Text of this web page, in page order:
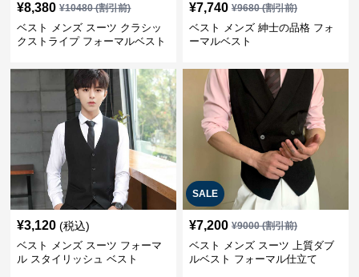
¥8,380 ¥10480(割引前)
ベスト メンズ スーツ クラシッ
クストライプ フォーマルベスト
¥7,740 ¥9680(割引前)
ベスト メンズ 紳士の品格 フォ
ーマルベスト
¥3,120 (税込)
ベスト メンズ スーツ フォーマ
ル スタイリッシュ ベスト
SALE
¥7,200 ¥9000(割引前)
ベスト メンズ スーツ 上質ダブ
ルベスト フォーマル仕立て